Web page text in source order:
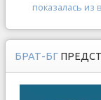
показалась из
БРАТ-БГ